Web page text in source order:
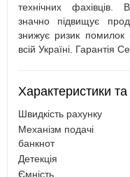
технічних фахівців.
значно підвищує
знижує ризик помилок
всій Україні. Гарантія
Характеристики
Швидкість рахунку
Механізм подачі
банкнот
Детекція
Ємність